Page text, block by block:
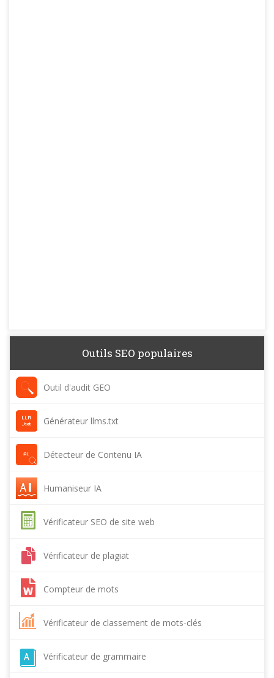
Outils SEO populaires
Outil d'audit GEO
Générateur llms.txt
Détecteur de Contenu IA
Humaniseur IA
Vérificateur SEO de site web
Vérificateur de plagiat
Compteur de mots
Vérificateur de classement de mots-clés
Vérificateur de grammaire